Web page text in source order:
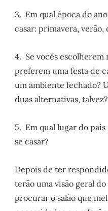
3. Em qual época do
casar: primavera,
4. Se vocês escolherem
preferem uma festa de
um ambiente fechado?
duas alternativas, talvez?
5. Em qual lugar do
se casar?
Depois de ter
terão uma visão geral
procurar o salão que